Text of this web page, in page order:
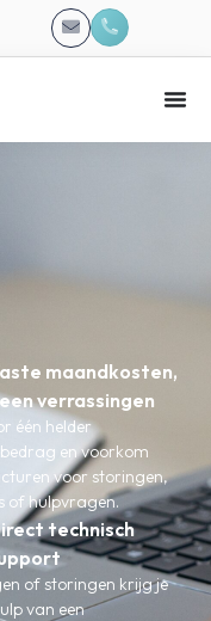
maandkosten,
verrassingen
één helder
en voorkom
voor storingen,
of hulpvragen.
technisch
of storingen krijg je
van een